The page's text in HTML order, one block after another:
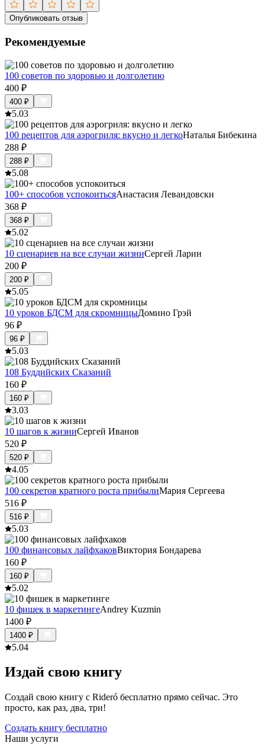
Опубликовать отзыв
Рекомендуемые
100 советов по здоровью и долголетию
400 ₽
400 ₽
5.03
100 рецептов для аэрогриля: вкусно и легкоНаталья Бибекина
288 ₽
288 ₽
5.08
100+ способов успокоитьсяАнастасия Левандовски
368 ₽
368 ₽
5.02
10 сценариев на все случаи жизниСергей Ларин
200 ₽
200 ₽
5.05
10 уроков БДСМ для скромницыДомино Грэй
96 ₽
96 ₽
5.03
108 Буддийских Сказаний
160 ₽
160 ₽
3.03
10 шагов к жизниСергей Иванов
520 ₽
520 ₽
4.05
100 секретов кратного роста прибылиМария Сергеева
516 ₽
516 ₽
5.03
100 финансовых лайфхаковВиктория Бондарева
160 ₽
160 ₽
5.02
10 фишек в маркетингеAndrey Kuzmin
1400 ₽
1400 ₽
5.04
Издай свою книгу
Создай свою книгу с Rideró бесплатно прямо сейчас. Это
просто, как раз, два, три!
Создать книгу бесплатно
Наши услуги